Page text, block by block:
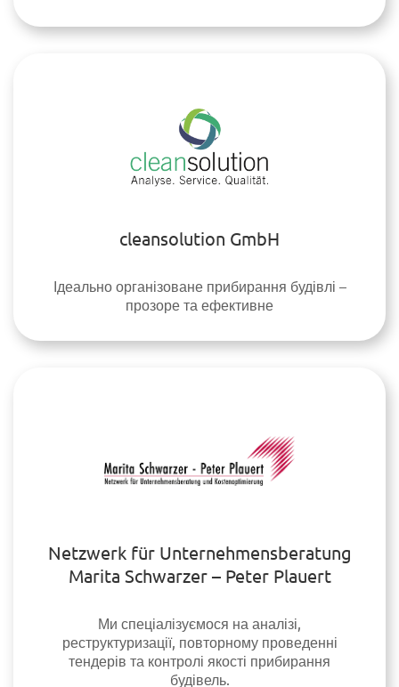
cleansolution GmbH
Ідеально організоване прибирання будівлі –
прозоре та ефективне
Netzwerk für Unternehmensberatung
Marita Schwarzer – Peter Plauert
Ми спеціалізуємося на аналізі,
реструктуризації, повторному проведенні
тендерів та контролі якості прибирання
будівель.